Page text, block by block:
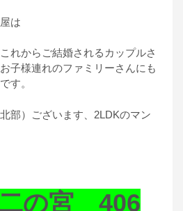
は
れからご結婚されるカップルさ
子様連れのファミリーさんにも
す。
部）ございます、2LDKのマン
の宮 406